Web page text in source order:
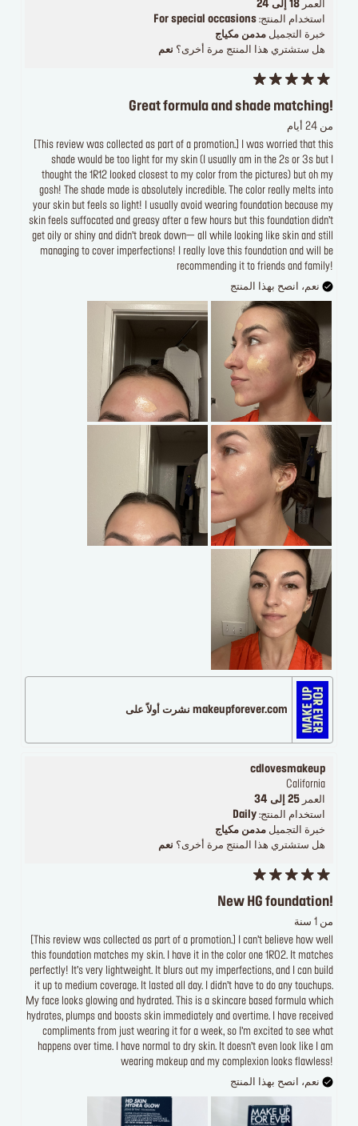
العمر 18 إلى 24
استخدام المنتج: For special occasions
خبرة التجميل مدمن مكياج
هل ستشتري هذا المنتج مرة أخرى؟ نعم
Great formula and shade matching!
من 24 أيام
[This review was collected as part of a promotion.] I was worried that this
shade would be too light for my skin (I usually am in the 2s or 3s but I
thought the 1R12 looked closest to my color from the pictures) but oh my
gosh! The shade made is absolutely incredible. The color really melts into
your skin but feels so light! I usually avoid wearing foundation because my
skin feels suffocated and greasy after a few hours but this foundation didn’t
get oily or shiny and didn’t break down— all while looking like skin and still
managing to cover imperfections! I really love this foundation and will be
recommending it to friends and family!
نعم، انصح بهذا المنتج
makeupforever.com نشرت أولاً على
cdlovesmakeup
California
العمر 25 إلى 34
استخدام المنتج: Daily
خبرة التجميل مدمن مكياج
هل ستشتري هذا المنتج مرة أخرى؟ نعم
New HG foundation!
من 1 سنة
[This review was collected as part of a promotion.] I can’t believe how well
this foundation matches my skin. I have it in the color one 1R02. It matches
perfectly! It’s very lightweight. It blurs out my imperfections, and I can build
it up to medium coverage. It lasted all day. I didn’t have to do any touchups.
My face looks glowing and hydrated. This is a skincare based formula which
hydrates, plumps and boosts skin immediately and overtime. I have received
compliments from just wearing it for a week, so I’m excited to see what
happens over time. I have normal to dry skin. It doesn’t even look like I am
wearing makeup and my complexion looks flawless!
نعم، انصح بهذا المنتج